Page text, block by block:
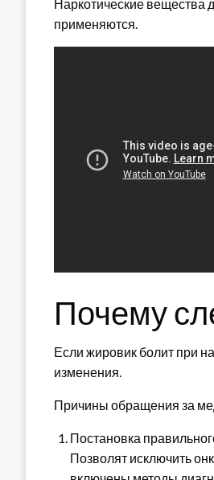
Наркотические вещества
применяются.
Почему
Если жировик болит при
изменения.
Причины обращения за
Постановка
Позволят исключить